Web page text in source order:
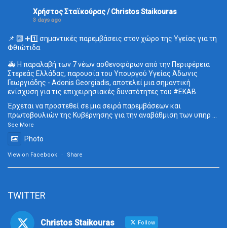
Χρήστος Σταϊκούρας / Christos Staikouras
3 days ago
📌 🔟 ➕1️⃣ σημαντικές παρεμβάσεις στον χώρο της Υγείας για τη
Φθιώτιδα.
🚑 Η παραλαβή των 7 νέων ασθενοφόρων από την Περιφέρεια
Στερεάς Ελλάδας, παρουσία του Υπουργού Υγείας Άδωνις
Γεωργιάδης - Adonis Georgiadis, αποτελεί μια σημαντική
ενίσχυση για τις επιχειρησιακές δυνατότητες του #ΕΚΑΒ
Έρχεται να προστεθεί σε μια σειρά παρεμβάσεων και
πρωτοβουλιών της Κυβέρνησης για την αναβάθμιση των υπηρ
See More
Photo
View on Facebook · Share
TWITTER
Christos Staikouras Follow